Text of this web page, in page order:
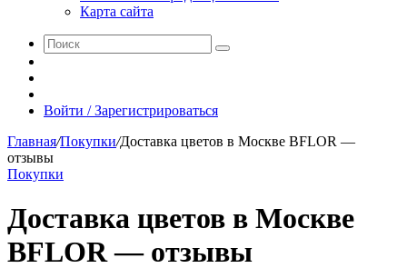
Карта сайта
Поиск
статья
Войти / Зарегистрироваться
Главная/Покупки/Доставка цветов в Москве BFLOR —
отзывы
Покупки
Доставка цветов в Москве
BFLOR — отзывы